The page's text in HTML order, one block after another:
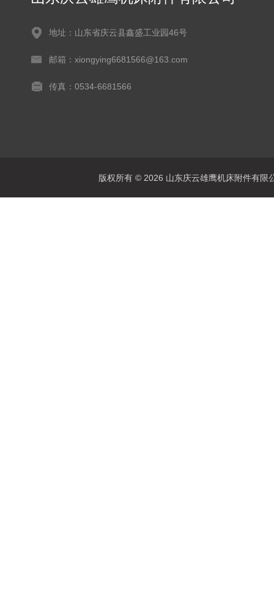
地址：山东省庆云县鑫盛工业园46号
邮箱：xiongying6681566@163.com
传真：0534-6681566
版权所有 © 2026 山东庆云雄鹰机床附件有